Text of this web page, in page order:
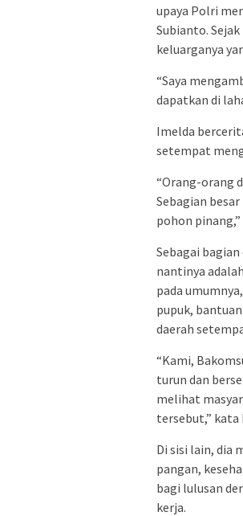
upaya Polri
Subianto.
keluarganya
“Saya
dapatkan di
Imelda
setempat
“Orang-orang
Sebagian
pohon
Sebagai
nantinya
pada
pupuk,
daerah
“Kami,
turun dan
melihat
tersebut,” kata
Di sisi lain, dia
pangan,
bagi lulusan
kerja.